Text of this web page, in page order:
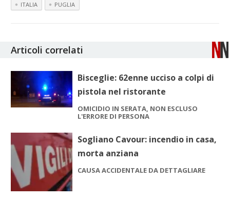
ITALIA PUGLIA
Articoli correlati
Bisceglie: 62enne ucciso a colpi di
pistola nel ristorante
OMICIDIO IN SERATA, NON ESCLUSO
L'ERRORE DI PERSONA
Sogliano Cavour: incendio in casa,
morta anziana
CAUSA ACCIDENTALE DA DETTAGLIARE